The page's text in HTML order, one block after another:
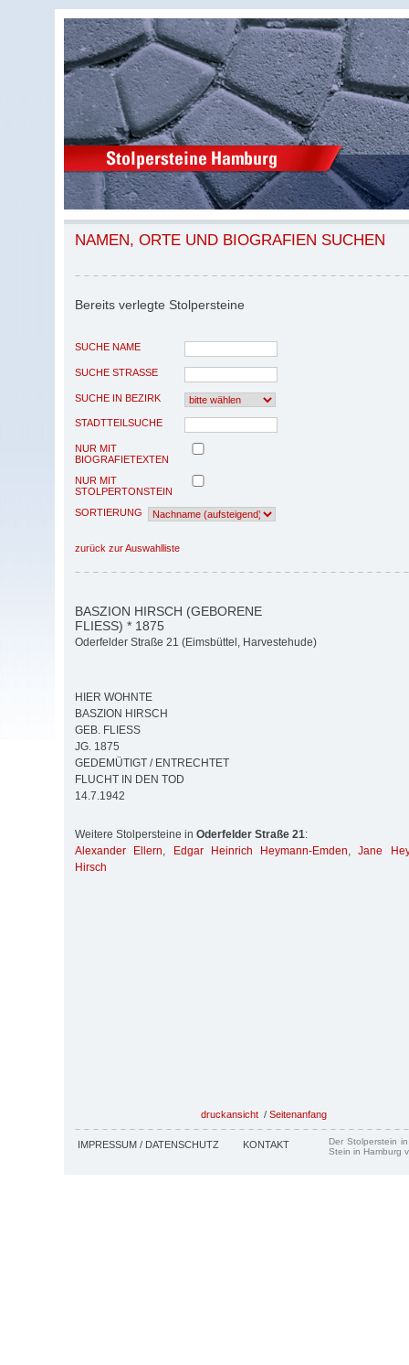
NAMEN, ORTE UND BIOGRAFIEN SUCHEN
Bereits verlegte Stolpersteine
SUCHE NAME
SUCHE STRASSE
SUCHE IN BEZIRK
STADTTEILSUCHE
NUR MIT
BIOGRAFIETEXTEN
NUR MIT
STOLPERTONSTEIN
SORTIERUNG
zurück zur Auswahlliste
BASZION HIRSCH (GEBORENE
FLIESS) * 1875
Oderfelder Straße 21 (Eimsbüttel, Harvestehude)
HIER WOHNTE
BASZION HIRSCH
GEB. FLIESS
JG. 1875
GEDEMÜTIGT / ENTRECHTET
FLUCHT IN DEN TOD
14.7.1942
Weitere Stolpersteine in Oderfelder Straße 21:
Alexander Ellern, Edgar Heinrich Heymann-Emden,Jane
Hirsch
druckansicht / Seitenanfang
IMPRESSUM / DATENSCHUTZ KONTAKT
Der Stolperstein
Stein in Hamburg